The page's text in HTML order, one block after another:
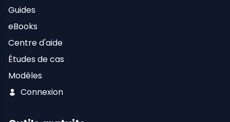
Guides
eBooks
Centre d'aide
Études de cas
Modèles
Connexion